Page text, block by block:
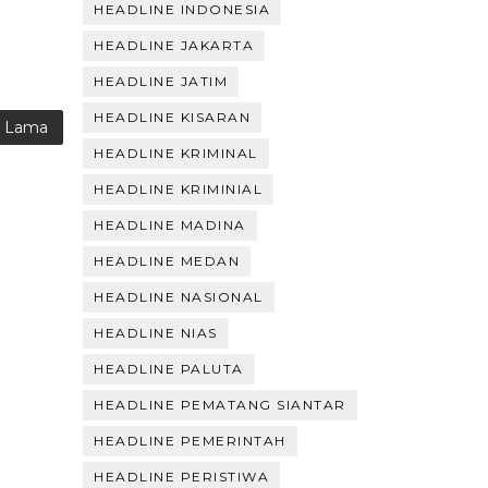
Lama
HEADLINE INDONESIA
HEADLINE JAKARTA
HEADLINE JATIM
HEADLINE KISARAN
HEADLINE KRIMINAL
HEADLINE KRIMINIAL
HEADLINE MADINA
HEADLINE MEDAN
HEADLINE NASIONAL
HEADLINE NIAS
HEADLINE PALUTA
HEADLINE PEMATANG SIANTAR
HEADLINE PEMERINTAH
HEADLINE PERISTIWA